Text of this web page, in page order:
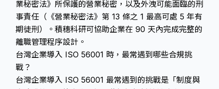
業秘密法》所保護的營業秘密，以及外洩可能面臨的刑
事責任（《營業秘密法》第 13 條之 1 最高可處 5 年有
期徒刑）。積穗科研可協助企業在 90 天內完成完整的
離職管理程序設計。
台灣企業導入 ISO 56001 時，最常遇到哪些合規挑
戰？
台灣企業導入 ISO 56001 最常遇到的挑戰是「制度與